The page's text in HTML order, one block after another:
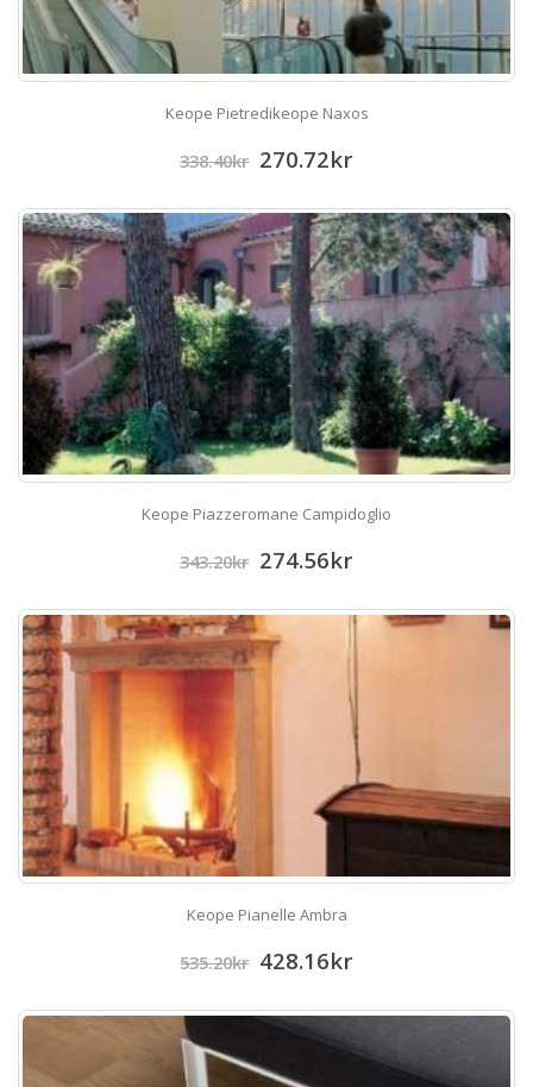
Keope Pietredikeope Naxos
338.40kr 270.72kr
Keope Piazzeromane Campidoglio
343.20kr 274.56kr
Keope Pianelle Ambra
535.20kr 428.16kr